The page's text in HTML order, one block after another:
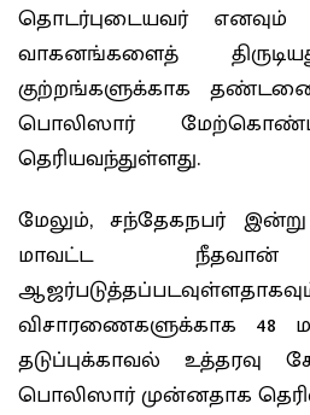
தொடர்புடையவர் எனவும்
வாகனங்களைத்
குற்றங்களுக்காக
பொலிஸார்
தெரியவந்துள்ளது.
மேலும், சந்தேகநபர்
மாவட்ட நீதவான்
விசாரணைகளுக்காக
தடுப்புக்காவல் உத்தரவு
பொலிஸார் முன்னதாக